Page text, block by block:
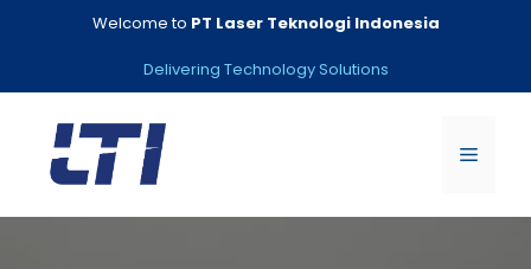
Welcome to PT Laser Teknologi Indonesia
Delivering Technology Solutions
Menu